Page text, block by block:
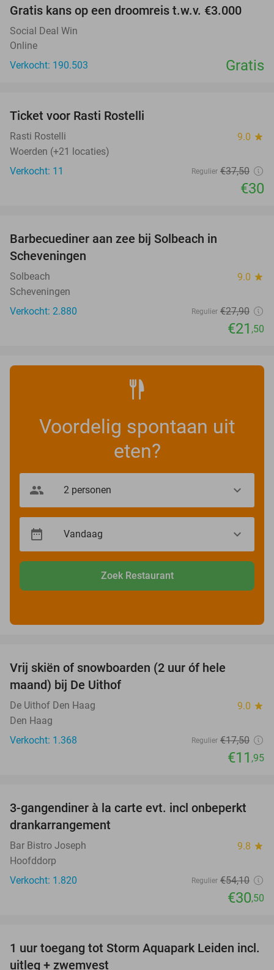
Gratis kans op een droomreis t.w.v. €3.000
Social Deal Win
Online
Verkocht: 190.503
Gratis
TODAY
Ticket voor Rasti Rostelli
Rasti Rostelli 9.0 star
Woerden (+21 locaties)
Verkocht: 11
Regulier €37,50
€30
Barbecuediner aan zee bij Solbeach in
Scheveningen
Solbeach 9.0 star
Scheveningen
Verkocht: 2.880
Regulier €27,90
€21 ,50
Voordelig spontaan uit
eten?
Zoek Restaurant
Vrij skiën of snowboarden (2 uur óf hele
maand) bij De Uithof
De Uithof Den Haag 9.0 star
Den Haag
Verkocht: 1.368
Regulier €17,50
€11 ,95
44%
3-gangendiner à la carte evt. incl onbeperkt
drankarrangement
Bar Bistro Joseph 9.8 star
Hoofddorp
Verkocht: 1.820
Regulier €54,10
€30,50
38%
1 uur toegang tot Storm Aquapark Leiden incl.
uitleg + zwemvest